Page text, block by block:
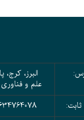
البرز، کرج،
علم و فناوری